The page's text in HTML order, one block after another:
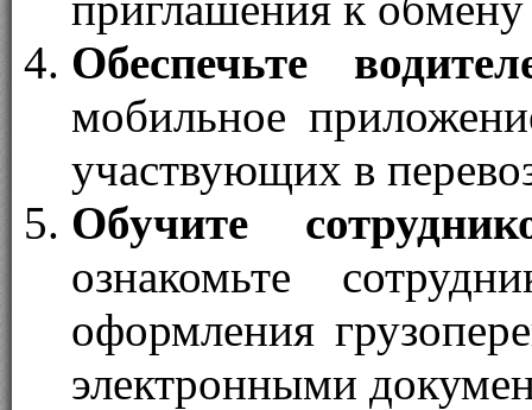
Обеспечьте
мобильное
участвующих в
Обучите
ознакомьте
оформления
электронными